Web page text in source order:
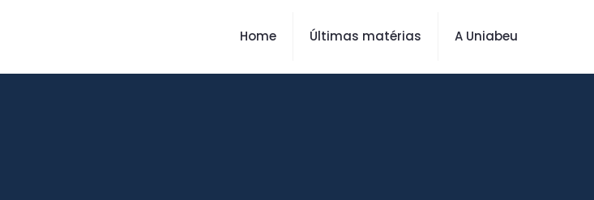
Home Últimas matérias A Uniabeu